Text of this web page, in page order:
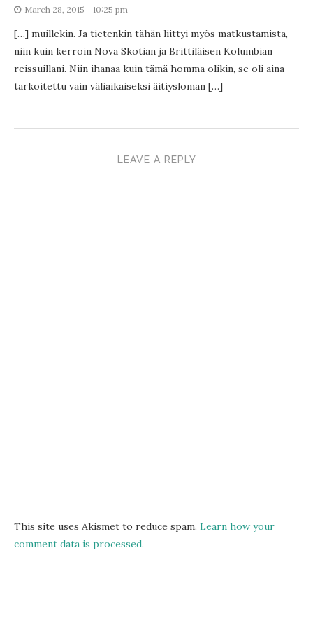
March 28, 2015 - 10:25 pm
[…] muillekin. Ja tietenkin tähän liittyi myös matkustamista,
niin kuin kerroin Nova Skotian ja Brittiläisen Kolumbian
reissuillani. Niin ihanaa kuin tämä homma olikin, se oli aina
tarkoitettu vain väliaikaiseksi äitiysloman […]
LEAVE A REPLY
This site uses Akismet to reduce spam. Learn how your
comment data is processed.